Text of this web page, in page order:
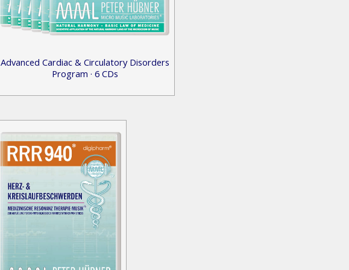
Advanced Cardiac & Circulatory Disorders
Program · 6 CDs